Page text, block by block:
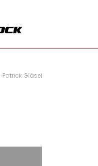
Patrick Gläsel